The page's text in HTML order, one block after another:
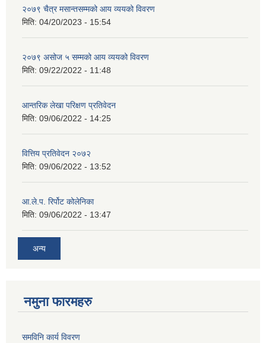
२०७९ चैत्र मसान्तसम्मको आय व्ययको विवरण
मिति: 04/20/2023 - 15:54
२०७९ असोज ५ सम्मको आय व्ययको विवरण
मिति: 09/22/2022 - 11:48
आन्तरिक लेखा परिक्षण प्रतिवेदन
मिति: 09/06/2022 - 14:25
वित्तिय प्रतिवेदन २०७२
मिति: 09/06/2022 - 13:52
आ.ले.प. रिर्पोट कोलेनिका
मिति: 09/06/2022 - 13:47
अन्य
नमुना फारमहरु
समविनि कार्य विवरण